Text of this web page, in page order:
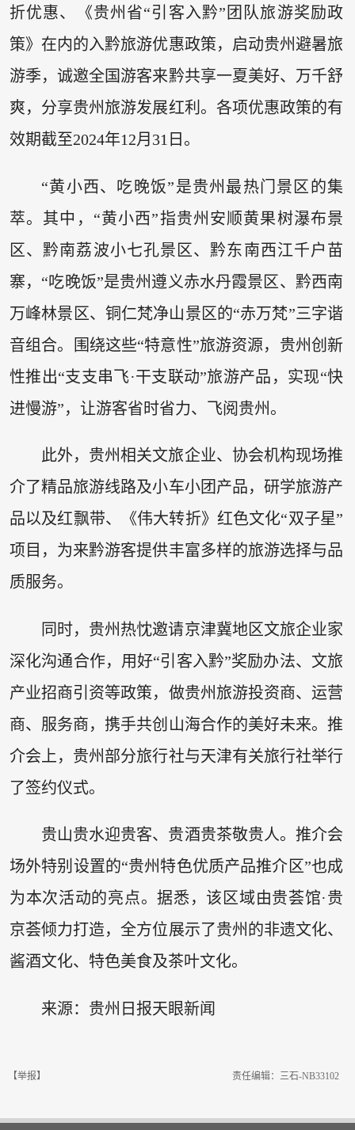
折优惠、《贵州省“引客入黔”团队旅游奖励政
策》在内的入黔旅游优惠政策，启动贵州避暑旅
游季，诚邀全国游客来黔共享一夏美好、万千舒
爽，分享贵州旅游发展红利。各项优惠政策的有
效期截至2024年12月31日。
“黄小西、吃晚饭”是贵州最热门景区的集
萃。其中，“黄小西”指贵州安顺黄果树瀑布景
区、黔南荔波小七孔景区、黔东南西江千户苗
寨，“吃晚饭”是贵州遵义赤水丹霞景区、黔西南
万峰林景区、铜仁梵净山景区的“赤万梵”三字谐
音组合。围绕这些“特意性”旅游资源，贵州创新
性推出“支支串飞·干支联动”旅游产品，实现“快
进慢游”，让游客省时省力、飞阅贵州。
此外，贵州相关文旅企业、协会机构现场推
介了精品旅游线路及小车小团产品，研学旅游产
品以及红飘带、《伟大转折》红色文化“双子星”
项目，为来黔游客提供丰富多样的旅游选择与品
质服务。
同时，贵州热忱邀请京津冀地区文旅企业家
深化沟通合作，用好“引客入黔”奖励办法、文旅
产业招商引资等政策，做贵州旅游投资商、运营
商、服务商，携手共创山海合作的美好未来。推
介会上，贵州部分旅行社与天津有关旅行社举行
了签约仪式。
贵山贵水迎贵客、贵酒贵茶敬贵人。推介会
场外特别设置的“贵州特色优质产品推介区”也成
为本次活动的亮点。据悉，该区域由贵荟馆·贵
京荟倾力打造，全方位展示了贵州的非遗文化、
酱酒文化、特色美食及茶叶文化。
来源：贵州日报天眼新闻
【举报】 责任编辑：三石-NB33102